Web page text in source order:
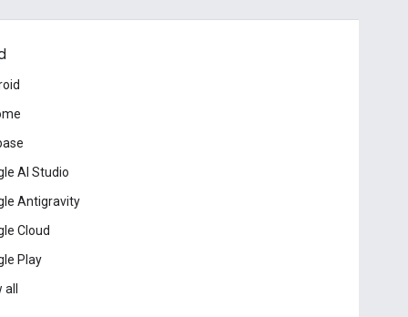
AI Studio
Antigravity
Cloud
Play